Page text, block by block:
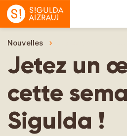
Nouvelles
Jetez un
cette
Sigulda !